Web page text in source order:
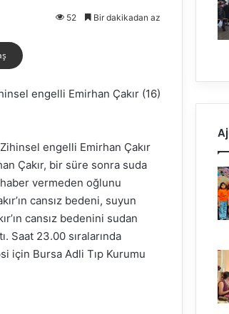
52 Bir dakikadan az
engelli Emirhan Çakır (16)
engelli Emirhan Çakır
Çakır, bir süre sonra suda
vermeden oğlunu
cansız bedeni, suyun
cansız bedenini sudan
Saat 23.00 sıralarında
için Bursa Adli Tıp Kurumu